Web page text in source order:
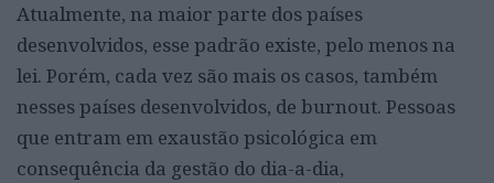
Atualmente, na maior parte dos países
desenvolvidos, esse padrão existe, pelo menos na
lei. Porém, cada vez são mais os casos, também
nesses países desenvolvidos, de burnout. Pessoas
que entram em exaustão psicológica em
consequência da gestão do dia-a-dia,